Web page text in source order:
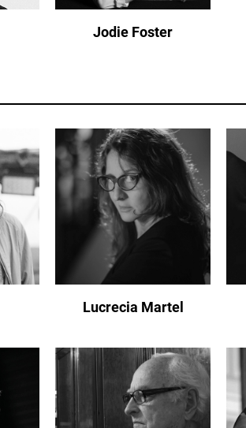
Jodie Foster
Lucrecia Martel